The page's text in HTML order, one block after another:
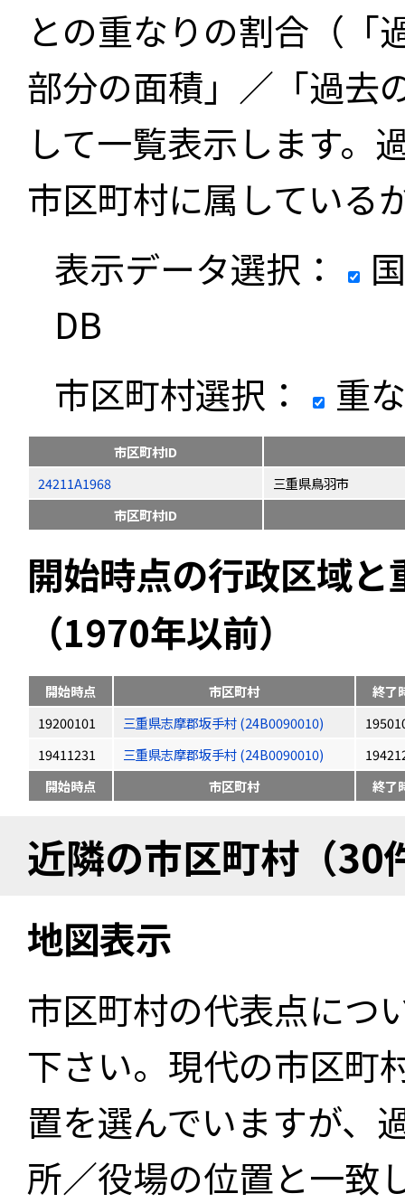
との重なりの割合（「
部分の面積」／「過去
して一覧表示します。
市区町村に属している
表示データ選択：
DB
市区町村選択：
重
市区町村ID
24211A1968
三重県鳥羽市
市区町村ID
開始時点の行政区域
（1970年以前）
開始時点 市区町村
終了
19200101
三重県志摩郡坂手村 (24B0090010)
19411231
三重県志摩郡坂手村 (24B0090010)
開始時点
市区町村 終了
近隣の市区町村（30
地図表示
市区町村の代表点につ
下さい。現代の市区町
置を選んでいますが、
所／役場の位置と一致